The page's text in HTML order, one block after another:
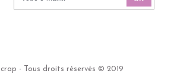
- Tous droits réservés © 2019